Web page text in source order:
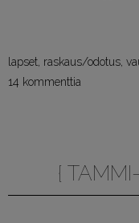
lapset raskaus/odotus
14 kommenttia
{